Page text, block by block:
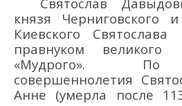
князя Черниговского
Киевского Святослава
правнуком великого
«Мудрого». По
совершеннолетия
Анне (умерла после